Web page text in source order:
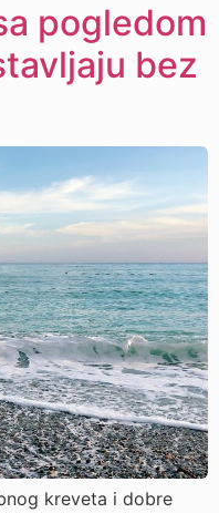
pogledom
bez
kreveta i dobre